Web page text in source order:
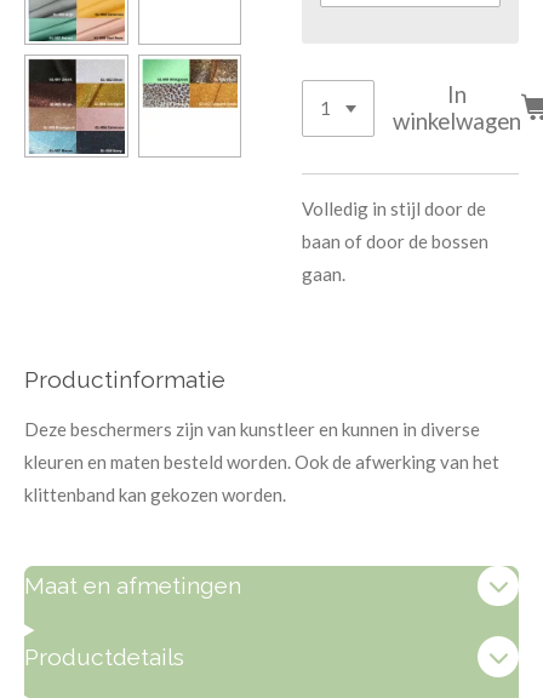
In
winkelwagen
Volledig in stijl door de
baan of door de bossen
gaan.
Productinformatie
Deze beschermers zijn van kunstleer en kunnen in diverse
kleuren en maten besteld worden. Ook de afwerking van het
klittenband kan gekozen worden.
Maat en afmetingen
Productdetails